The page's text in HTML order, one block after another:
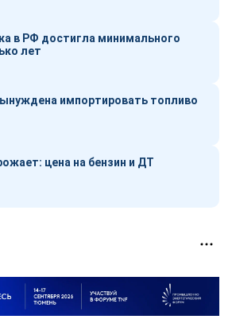
в РФ достигла минимального
лет
импортировать топливо
цена на бензин и ДТ